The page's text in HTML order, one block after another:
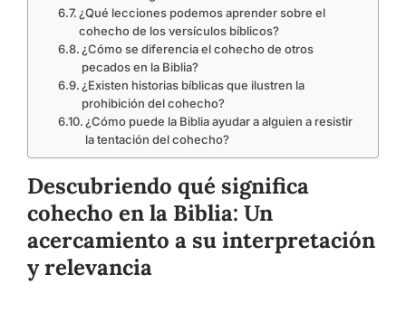
¿Qué lecciones podemos aprender sobre el
cohecho de los versículos bíblicos?
¿Cómo se diferencia el cohecho de otros
pecados en la Biblia?
¿Existen historias bíblicas que ilustren la
prohibición del cohecho?
¿Cómo puede la Biblia ayudar a alguien a resistir
la tentación del cohecho?
Descubriendo qué significa
cohecho en la Biblia: Un
acercamiento a su interpretación
y relevancia